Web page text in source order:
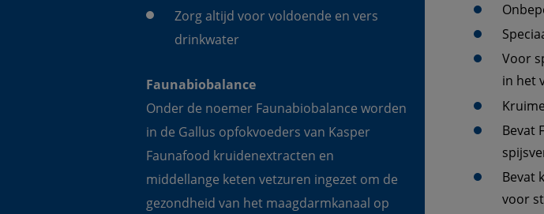
Zorg altijd voor voldoende en vers
drinkwater
Faunabiobalance
Onder de noemer Faunabiobalance worden
in de Gallus opfokvoeders van Kasper
Faunafood kruidenextracten en
middellange keten vetzuren ingezet om de
gezondheid van het maagdarmkanaal op
Voor
in het
Bevat
Bevat
voor